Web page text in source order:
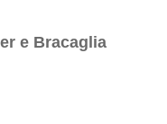
e Bracaglia